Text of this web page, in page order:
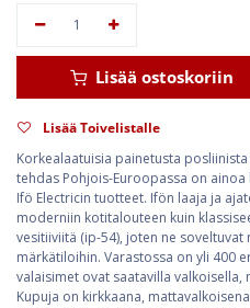
Lisää ostoskoriin
Lisää Toivelistalle
Korkealaatuisia painetusta
tehdas Pohjois-Euroopassa on ainoa
Ifö Electricin tuotteet. Ifön laaja ja
moderniin kotitalouteen kuin
vesitiiviitä (ip-54), joten ne soveltuvat
märkätiloihin. Varastossa on yli 400
valaisimet ovat saatavilla valkoisella,
Kupuja on kirkkaana,